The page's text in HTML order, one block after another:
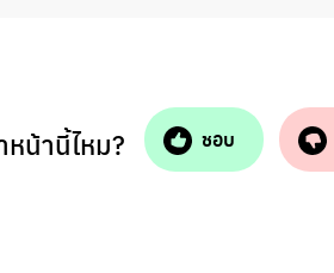
น้านี้ไหม? ชอบ